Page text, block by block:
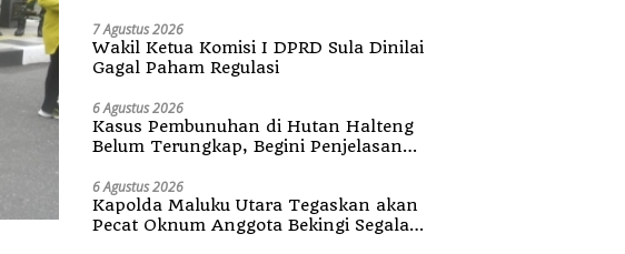
7 Agustus 2026
Wakil Ketua Komisi I DPRD Sula Dinilai
Gagal Paham Regulasi
6 Agustus 2026
Kasus Pembunuhan di Hutan Halteng
Belum Terungkap, Begini Penjelasan
6 Agustus 2026
Kapolda Maluku Utara Tegaskan akan
Pecat Oknum Anggota Bekingi Segala